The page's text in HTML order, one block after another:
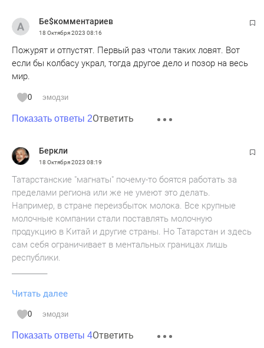
Бе$комментариев
18 Октября 2023 08:16
Пожурят и отпустят. Первый раз чтоли таких ловят. Вот
если бы колбасу украл, тогда другое дело и позор на весь
мир.
0 эмодзи
Показать ответы 2Ответить
Беркли
18 Октября 2023 08:19
Татарстанские "магнаты" почему-то боятся работать за
пределами региона или же не умеют это делать.
Например, в стране переизбыток молока. Все крупные
молочные компании стали поставлять молочную
продукцию в Китай и другие страны. Но Татарстан и здесь
сам себя ограничивает в ментальных границах лишь
республики.
Подмосковное мороженое будут экспортировать в Китай,
Саудовскую Аравию и ОАЭ
«Мороженое планируют экспортировать в ОАЭ,
Читать далее
0 эмодзи
Показать ответы 4Ответить